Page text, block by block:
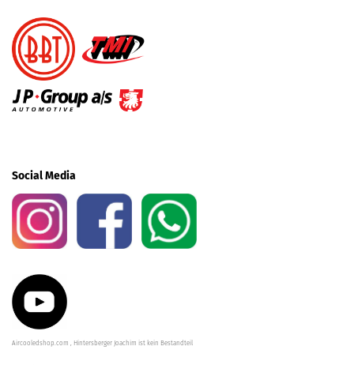
Social Media
Aircooledshop.com , Hintersberger Joachim ist kein Bestandteil